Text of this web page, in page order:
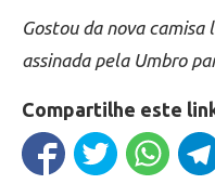
Gostou da nova
assinada pela Umbro
Compartilhe este